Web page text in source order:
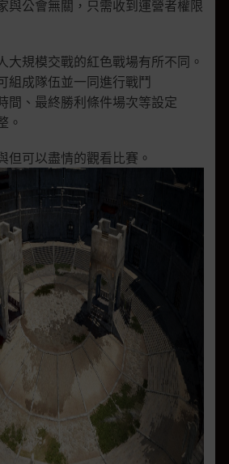
與公會無關，只需收到運營者權限
大規模交戰的紅色戰場有所不同。
組成隊伍並一同進行戰鬥
間、最終勝利條件場次等設定
。
但可以盡情的觀看比賽。